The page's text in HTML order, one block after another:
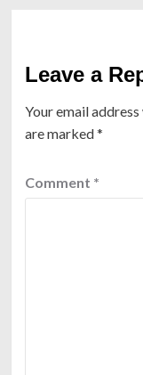
Leave a
Your email
are marked*
Comment *